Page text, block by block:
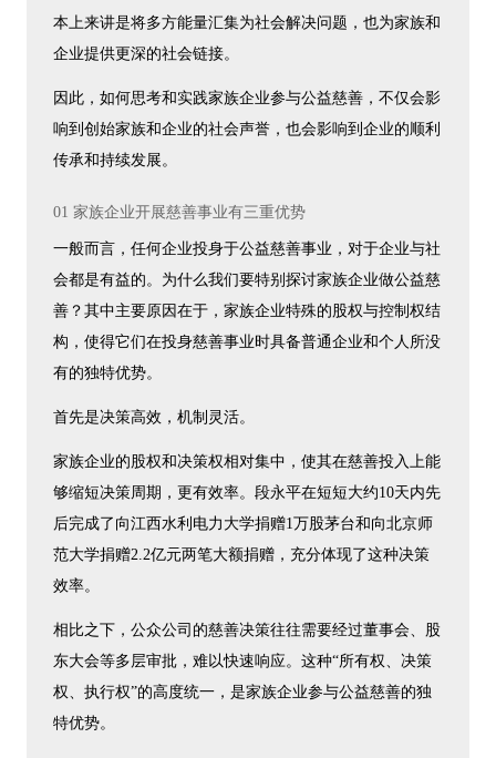
本上来讲是将多方能量汇集为社会解决问题，也为家族和
企业提供更深的社会链接。
因此，如何思考和实践家族企业参与公益慈善，不仅会影
响到创始家族和企业的社会声誉，也会影响到企业的顺利
传承和持续发展。
01 家族企业开展慈善事业有三重优势
一般而言，任何企业投身于公益慈善事业，对于企业与社
会都是有益的。为什么我们要特别探讨家族企业做公益慈
善？其中主要原因在于，家族企业特殊的股权与控制权结
构，使得它们在投身慈善事业时具备普通企业和个人所没
有的独特优势。
首先是决策高效，机制灵活。
家族企业的股权和决策权相对集中，使其在慈善投入上能
够缩短决策周期，更有效率。段永平在短短大约10天内先
后完成了向江西水利电力大学捐赠1万股茅台和向北京师
范大学捐赠2.2亿元两笔大额捐赠，充分体现了这种决策
效率。
相比之下，公众公司的慈善决策往往需要经过董事会、股
东大会等多层审批，难以快速响应。这种“所有权、决策
权、执行权”的高度统一，是家族企业参与公益慈善的独
特优势。